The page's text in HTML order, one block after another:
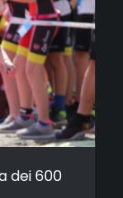
dei 600